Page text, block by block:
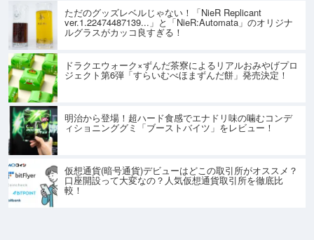
ただのグッズレベルじゃない！「NieR Replicant
ver.1.22474487139...」と「NieR:Automata」のオリジナ
ルグラスがカッコ良すぎる！
ドラクエウォーク×ずんだ茶寮によるリアルおみやげプロ
ジェクト第6弾「すらいむべほまずんだ餅」発売決定！
明治から登場！超ハード食感でエナドリ味の噛むコンデ
ィショニンググミ「ブーストバイツ」をレビュー！
仮想通貨(暗号通貨)デビューはどこの取引所がオススメ？
口座開設って大変なの？人気仮想通貨取引所を徹底比
較！